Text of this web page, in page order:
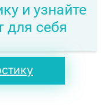
и узнайте
для себя